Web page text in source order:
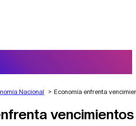
Nacional Economía enfrenta